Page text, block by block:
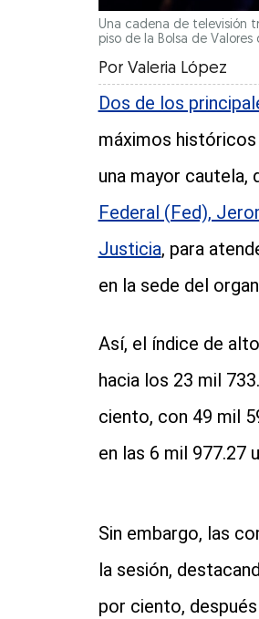
Una cadena de televisión
piso de la Bolsa de Valores
Por Valeria López
Dos de los
máximos
una mayor cautela,
Federal (Fed),
Justicia, para
en la sede del
Así, el índice de
hacia los 23 mil
ciento, con 49 mil
en las 6 mil 977.27
Sin embargo, las
la sesión,
por ciento,